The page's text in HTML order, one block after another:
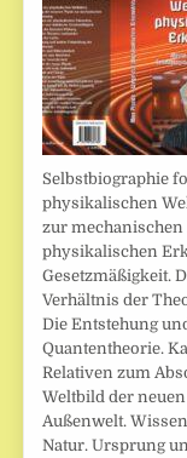
Selbstbiographie
physikalischen
zur mechanischen
physikalischen
Gesetzmäßigkeit.
Verhältnis der
Die Entstehung
Quantentheorie.
Relativen zum
Weltbild der
Außenwelt.
Natur. Ursprung